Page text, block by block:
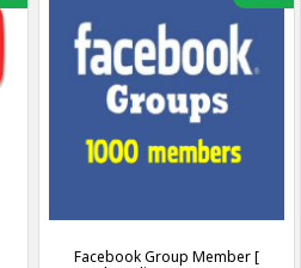
Facebook Group Member [